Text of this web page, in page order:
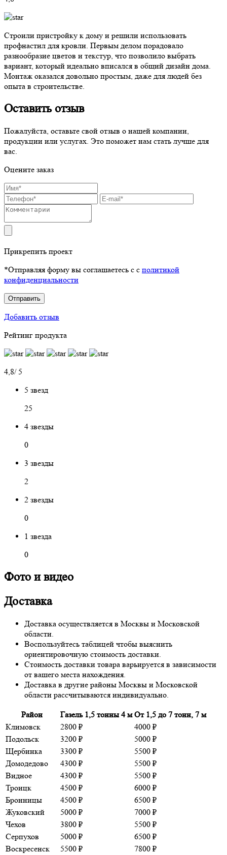
Строили пристройку к дому и решили использовать
профнастил для кровли. Первым делом порадовало
разнообразие цветов и текстур, что позволило выбрать
вариант, который идеально вписался в общий дизайн дома.
Монтаж оказался довольно простым, даже для людей без
опыта в строительстве.
Оставить отзыв
Пожалуйста, оставьте свой отзыв о нашей компании,
продукции или услугах. Это поможет нам стать лучше для
вас.
Оцените заказ
Прикрепить проект
*Отправляя форму вы соглашаетесь с с политикой
конфиденциальности
Отправить
Добавить отзыв
Рейтинг продукта
4,8/ 5
5 звезд
25
4 звезды
0
3 звезды
2
2 звезды
0
1 звезда
0
Фото и видео
Доставка
Доставка осуществляется в Москвы и Московской
области.
Воспользуйтесь таблицей чтобы выяснить
ориентировочную стоимость доставки.
Стоимость доставки товара варьируется в зависимости
от вашего места нахождения.
Доставка в другие районы Москвы и Московской
области рассчитываются индивидуально.
Район Газель 1,5 тонны 4 м От 1,5 до 7 тонн, 7 м
Климовск
2800 ₽
4000 ₽
Подольск
3200 ₽
5000 ₽
Щербинка
3300 ₽
5500 ₽
Домодедово
4300 ₽
5500 ₽
Видное
4300 ₽
5500 ₽
Троицк
4500 ₽
6000 ₽
Бронницы
4500 ₽
6500 ₽
Жуковский
5000 ₽
7000 ₽
Чехов
3800 ₽
5500 ₽
Серпухов
5000 ₽
6500 ₽
Воскресенск
5500 ₽
7800 ₽